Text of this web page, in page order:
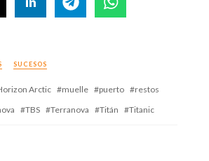
SUCESOS
Arctic muelle puerto
restos
TBS Terranova Titán Titanic